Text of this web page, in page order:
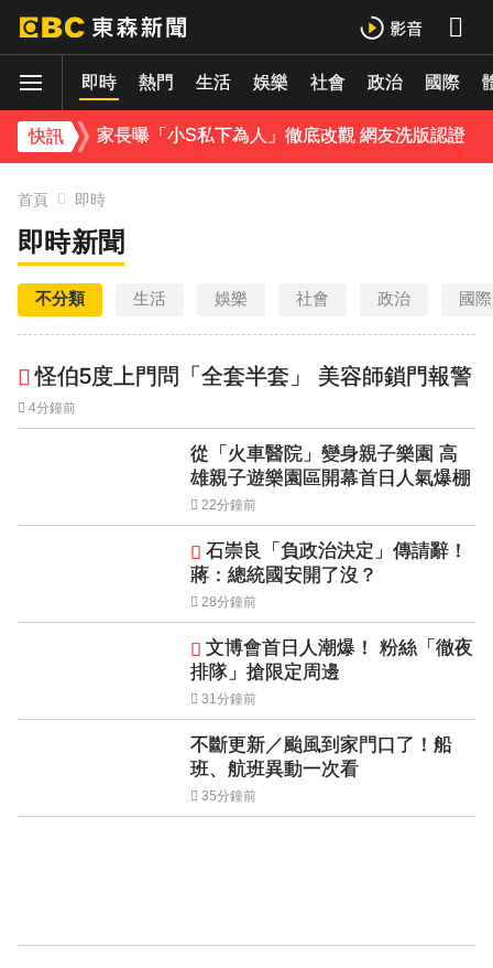
10億 即時 熱門 生活 娛樂 社會 政治 國際
快訊
快訊／雷雨狂炸雙北！警戒地區一次看
《理財達人秀》X 安聯投信免費講座報名中！搶先卡位 2027
家長曝「小S私下為人」徹底改觀 網友洗版認證
下載東森App，隨時掌握天下大小事！
首頁 即時
即時新聞
不分類 生活 娛樂 社會 政治 國際
怪伯5度上門問「全套半套」 美容師鎖門報警
4分鐘前
從「火車醫院」變身親子樂園 高
雄親子遊樂園區開幕首日人氣爆棚
22分鐘前
石崇良「負政治決定」傳請辭！
蔣：總統國安開了沒？
28分鐘前
文博會首日人潮爆！ 粉絲「徹夜
排隊」搶限定周邊
31分鐘前
不斷更新／颱風到家門口了！船
班、航班異動一次看
35分鐘前